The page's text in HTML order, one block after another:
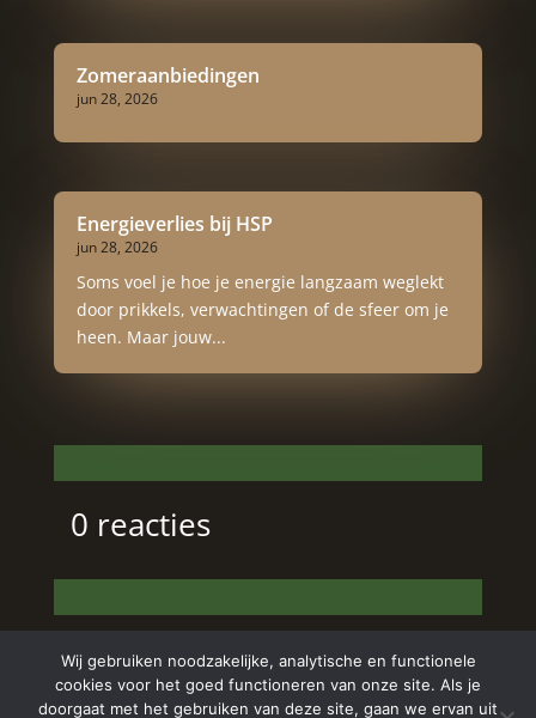
Zomeraanbiedingen
jun 28, 2026
Energieverlies bij HSP
jun 28, 2026
Soms voel je hoe je energie langzaam weglekt
door prikkels, verwachtingen of de sfeer om je
heen. Maar jouw...
0 reacties
Wij gebruiken noodzakelijke, analytische en functionele
cookies voor het goed functioneren van onze site. Als je
doorgaat met het gebruiken van deze site, gaan we ervan uit